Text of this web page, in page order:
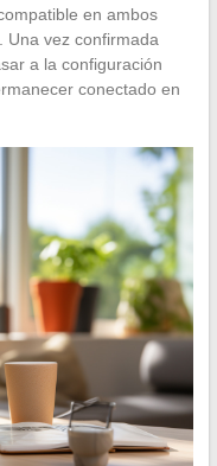
en ambos
Una vez confirmada
a la configuración
conectado en